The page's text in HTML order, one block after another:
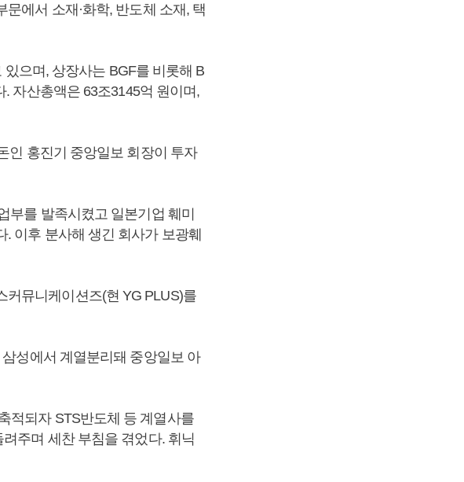
에서 소재·화학, 반도체 소재, 택
으며, 상장사는 BGF를 비롯해 B
자산총액은 63조3145억 원이며,
인 홍진기 중앙일보 회장이 투자
부를 발족시켰고 일본기업 훼미
이후 분사해 생긴 회사가 보광훼
뮤니케이션즈(현 YG PLUS)를
성에서 계열분리돼 중앙일보 아
적되자 STS반도체 등 계열사를
주며 세찬 부침을 겪었다. 휘닉